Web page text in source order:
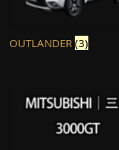
OUTLANDER (3)